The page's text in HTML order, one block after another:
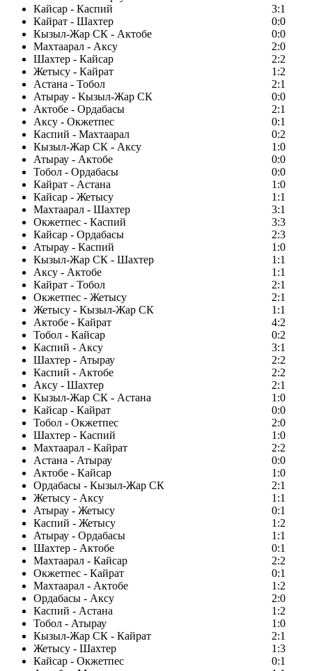
Кайсар - Каспий
3:1
Кайрат - Шахтер
0:0
Кызыл-Жар СК - Актобе
0:0
Махтаарал - Аксу
2:0
Шахтер - Кайсар
2:2
Жетысу - Кайрат
1:2
Астана - Тобол
2:1
Атырау - Кызыл-Жар СК
0:0
Актобе - Ордабасы
2:1
Аксу - Окжетпес
0:1
Каспий - Махтаарал
0:2
Кызыл-Жар СК - Аксу
1:0
Атырау - Актобе
0:0
Тобол - Ордабасы
0:0
Кайрат - Астана
1:0
Кайсар - Жетысу
1:1
Махтаарал - Шахтер
3:1
Окжетпес - Каспий
3:3
Кайсар - Ордабасы
2:3
Атырау - Каспий
1:0
Кызыл-Жар СК - Шахтер
1:1
Аксу - Актобе
1:1
Кайрат - Тобол
2:1
Окжетпес - Жетысу
2:1
Жетысу - Кызыл-Жар СК
1:1
Актобе - Кайрат
4:2
Тобол - Кайсар
0:2
Каспий - Аксу
3:1
Шахтер - Атырау
2:2
Каспий - Актобе
2:2
Аксу - Шахтер
2:1
Кызыл-Жар СК - Астана
1:0
Кайсар - Кайрат
0:0
Тобол - Окжетпес
2:0
Шахтер - Каспий
1:0
Махтаарал - Кайрат
2:2
Астана - Атырау
0:0
Актобе - Кайсар
1:0
Ордабасы - Кызыл-Жар СК
2:1
Жетысу - Аксу
1:1
Атырау - Жетысу
0:1
Каспий - Жетысу
1:2
Атырау - Ордабасы
1:1
Шахтер - Актобе
0:1
Махтаарал - Кайсар
2:2
Окжетпес - Кайрат
0:1
Махтаарал - Актобе
1:2
Ордабасы - Аксу
2:0
Каспий - Астана
1:2
Тобол - Атырау
1:0
Кызыл-Жар СК - Кайрат
2:1
Жетысу - Шахтер
1:3
Кайсар - Окжетпес
0:1